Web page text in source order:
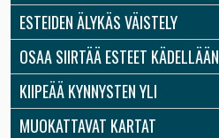
ESTEIDEN ÄLYKÄS VÄISTELY
OSAA SIIRTÄÄ ESTEET KÄDELLÄÄN
KIIPEÄÄ KYNNYSTEN YLI
MUOKATTAVAT KARTAT